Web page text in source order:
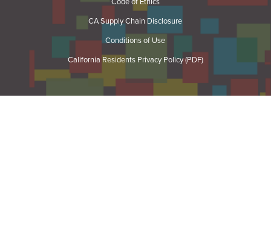
Code of Ethics
CA Supply Chain Disclosure
Conditions of Use
California Residents Privacy Policy (PDF)